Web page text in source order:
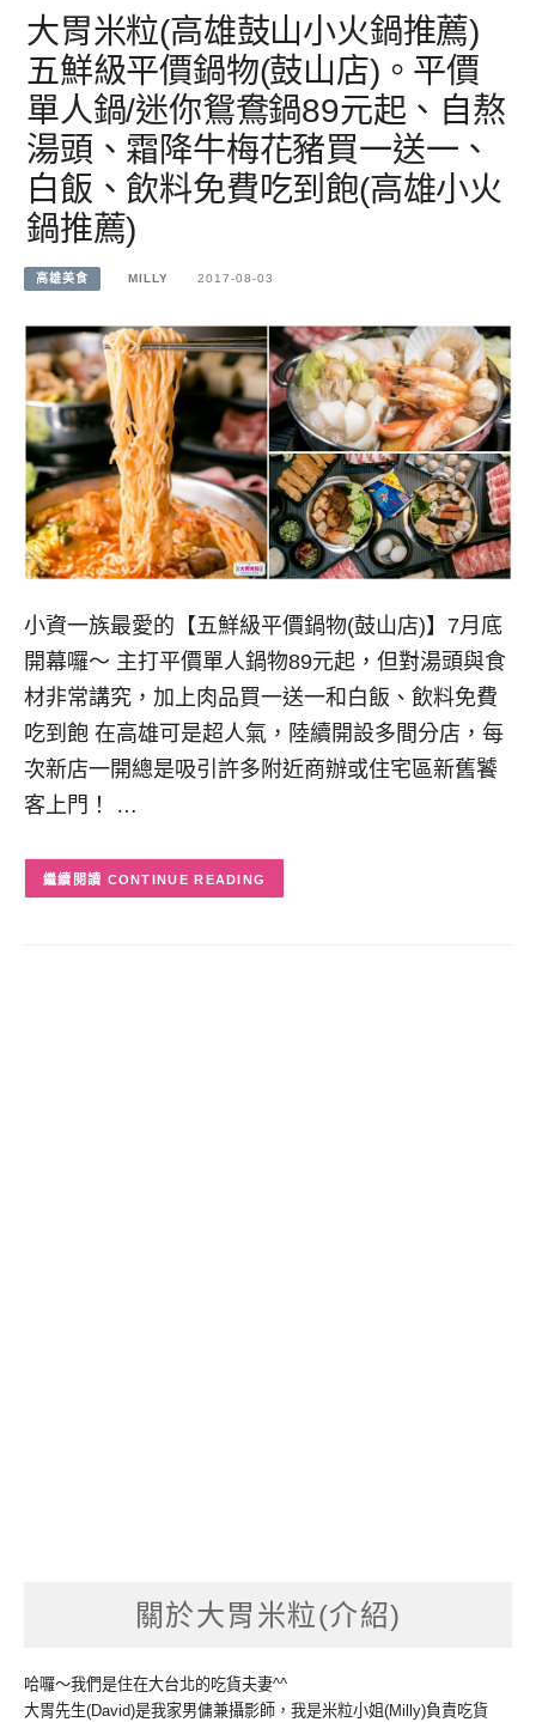
大胃米粒(高雄鼓山小火鍋推薦)
五鮮級平價鍋物(鼓山店)。平價
單人鍋/迷你鴛鴦鍋89元起、自熬
湯頭、霜降牛梅花豬買一送一、
白飯、飲料免費吃到飽(高雄小火
鍋推薦)
高雄美食 MILLY 2017-08-03
小資一族最愛的【五鮮級平價鍋物(鼓山店)】7月底
開幕囉～ 主打平價單人鍋物89元起，但對湯頭與食
材非常講究，加上肉品買一送一和白飯、飲料免費
吃到飽 在高雄可是超人氣，陸續開設多間分店，每
次新店一開總是吸引許多附近商辦或住宅區新舊饕
客上門！ …
CONTINUE READING
關於大胃米粒(介紹)
哈囉～我們是住在大台北的吃貨夫妻^^
大胃先生(David)是我家男傭兼攝影師，我是米粒小姐(Milly)負責吃貨